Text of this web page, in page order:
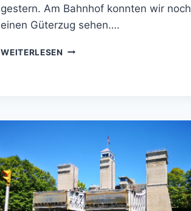
gestern. Am Bahnhof konnten wir noch
einen Güterzug sehen….
WEITERLESEN KANADA